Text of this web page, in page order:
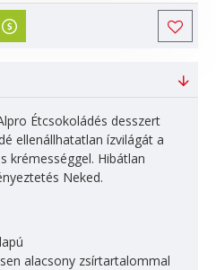
Étcsokoládés desszert
ellenállhatatlan ízvilágát a
krémességgel. Hibátlan
Neked.
alacsony zsírtartalommal